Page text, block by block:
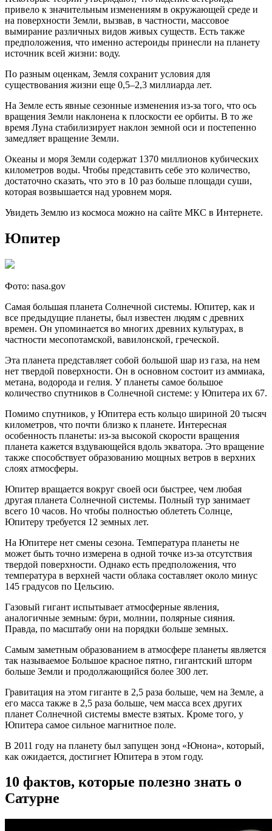
привело к значительным изменениям в окружающей среде и
на поверхности Земли, вызвав, в частности, массовое
вымирание различных видов живых существ. Есть также
предположения, что именно астероиды принесли на планету
источник всей жизни: воду.
По разным оценкам, Земля сохранит условия для
существования жизни еще 0,5–2,3 миллиарда лет.
На Земле есть явные сезонные изменения из-за того, что ось
вращения Земли наклонена к плоскости ее орбиты. В то же
время Луна стабилизирует наклон земной оси и постепенно
замедляет вращение Земли.
Океаны и моря Земли содержат 1370 миллионов кубических
километров воды. Чтобы представить себе это количество,
достаточно сказать, что это в 10 раз больше площади суши,
которая возвышается над уровнем моря.
Увидеть Землю из космоса можно на сайте МКС в Интернете.
Юпитер
Фото: nasa.gov
Самая большая планета Солнечной системы. Юпитер, как и
все предыдущие планеты, был известен людям с древних
времен. Он упоминается во многих древних культурах, в
частности месопотамской, вавилонской, греческой.
Эта планета представляет собой большой шар из газа, на нем
нет твердой поверхности. Он в основном состоит из аммиака,
метана, водорода и гелия. У планеты самое большое
количество спутников в Солнечной системе: у Юпитера их 67.
Помимо спутников, у Юпитера есть кольцо шириной 20 тысяч
километров, что почти близко к планете. Интересная
особенность планеты: из-за высокой скорости вращения
планета кажется вздувающейся вдоль экватора. Это вращение
также способствует образованию мощных ветров в верхних
слоях атмосферы.
Юпитер вращается вокруг своей оси быстрее, чем любая
другая планета Солнечной системы. Полный тур занимает
всего 10 часов. Но чтобы полностью облететь Солнце,
Юпитеру требуется 12 земных лет.
На Юпитере нет смены сезона. Температура планеты не
может быть точно измерена в одной точке из-за отсутствия
твердой поверхности. Однако есть предположения, что
температура в верхней части облака составляет около минус
145 градусов по Цельсию.
Газовый гигант испытывает атмосферные явления,
аналогичные земным: бури, молнии, полярные сияния.
Правда, по масштабу они на порядки больше земных.
Самым заметным образованием в атмосфере планеты является
так называемое Большое красное пятно, гигантский шторм
больше Земли и продолжающийся более 300 лет.
Гравитация на этом гиганте в 2,5 раза больше, чем на Земле, а
его масса также в 2,5 раза больше, чем масса всех других
планет Солнечной системы вместе взятых. Кроме того, у
Юпитера самое сильное магнитное поле.
В 2011 году на планету был запущен зонд «Юнона», который,
как ожидается, достигнет Юпитера в этом году.
10 фактов, которые полезно знать о
Сатурне